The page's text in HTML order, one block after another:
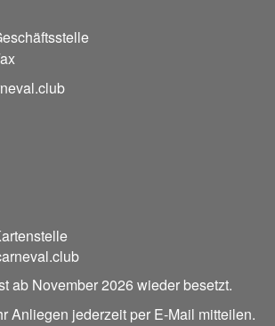
ab November 2026 wieder besetzt.
Anliegen jederzeit per E-Mail mitteilen.